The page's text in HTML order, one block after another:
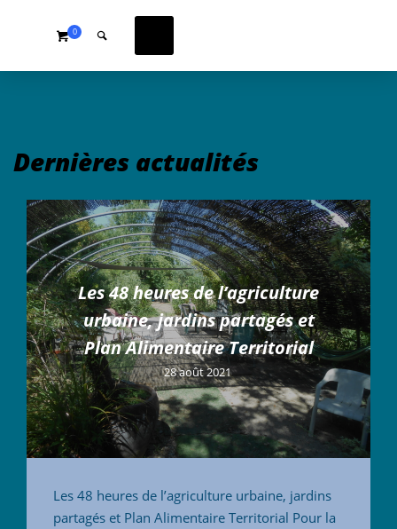
0
Dernières actualités
Les 48 heures de l’agriculture
urbaine, jardins partagés et
Plan Alimentaire Territorial
28 août 2021
Les 48 heures de l’agriculture urbaine, jardins
partagés et Plan Alimentaire Territorial Pour la